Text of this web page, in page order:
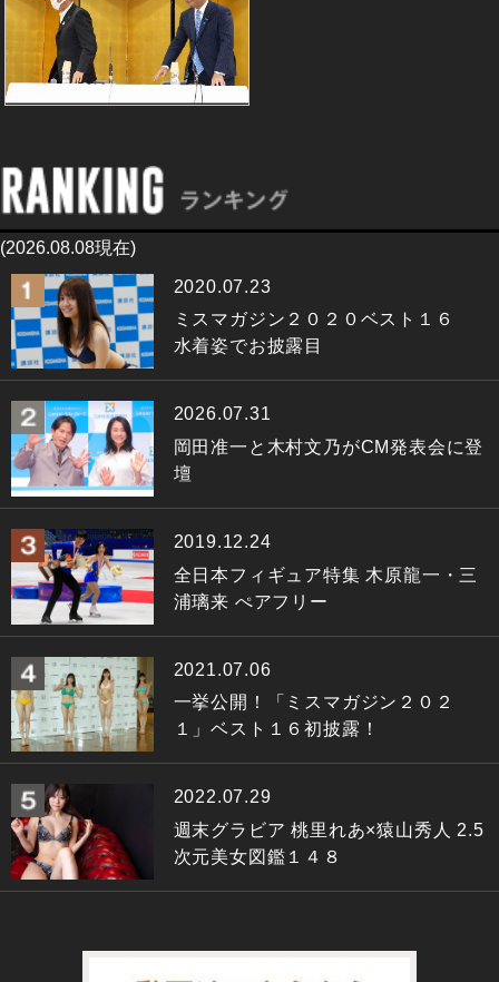
(2026.08.08現在)
2020.07.23
ミスマガジン２０２０ベスト１６
水着姿でお披露目
2026.07.31
岡田准一と木村文乃がCM発表会に登
壇
2019.12.24
全日本フィギュア特集 木原龍一・三
浦璃来 ぺアフリー
2021.07.06
一挙公開！「ミスマガジン２０２
１」ベスト１６初披露！
2022.07.29
週末グラビア 桃里れあ×猿山秀人 2.5
次元美女図鑑１４８